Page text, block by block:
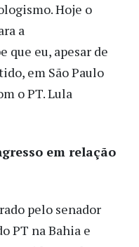
Hoje o
a
que eu, apesar de
em São Paulo
o PT. Lula
em relação
pelo senador
PT na Bahia e